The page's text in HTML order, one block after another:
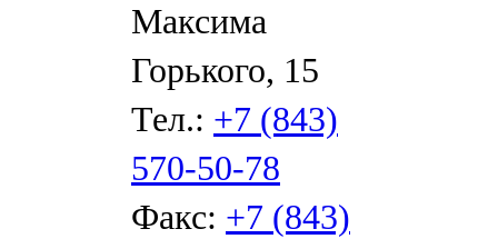
Максима
Горького, 15
Тел.: +7 (843)
570-50-78
Факс: +7 (843)